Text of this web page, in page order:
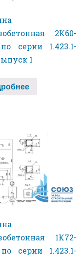
2К60-
серии 1.423.1-
1
1К72-
серии 1.423.1-